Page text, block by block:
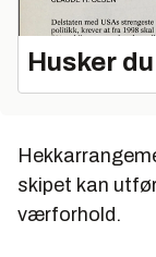
Husker
skipet kan
værforhold.